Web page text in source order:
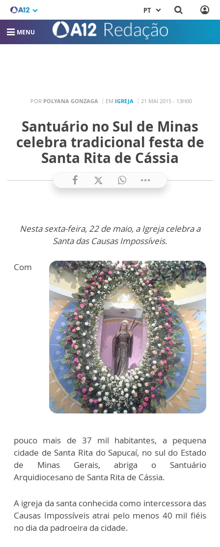
PT
MENU
POR POLYANA GONZAGA EM IGREJA 21 MAI 2015 - 13H00
Santuário no Sul de Minas
celebra tradicional festa de
Santa Rita de Cássia
Nesta sexta-feira, 22 de maio, a Igreja celebra a
Santa das Causas Impossíveis.
Com
pouco mais de 37 mil habitantes, a pequena
cidade de Santa Rita do Sapucaí, no sul do Estado
de Minas Gerais, abriga o Santuário
Arquidiocesano de Santa Rita de Cássia.
A igreja da santa conhecida como intercessora das
Causas Impossíveis atrai pelo menos 40 mil fiéis
no dia da padroeira da cidade.